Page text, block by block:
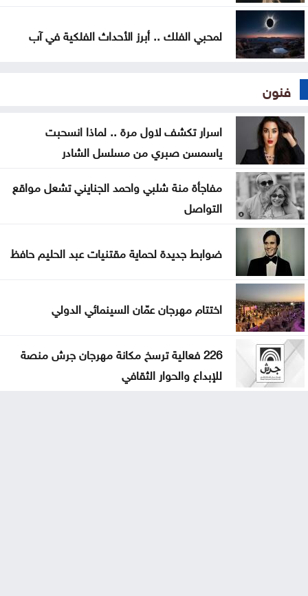
لمحبي الفلك .. أبرز الأحداث الفلكية في آب
فنون
اسرار تكشف لاول مرة .. لماذا انسحبت
ياسمسن صبري من مسلسل الشادر
مفاجأة منة شلبي واحمد الجنايني تشعل مواقع
التواصل
ضوابط جديدة لحماية مقتنيات عبد الحليم حافظ
اختتام مهرجان عمّان السينمائي الدولي
226 فعالية ترسخ مكانة مهرجان جرش منصة
للإبداع والحوار الثقافي